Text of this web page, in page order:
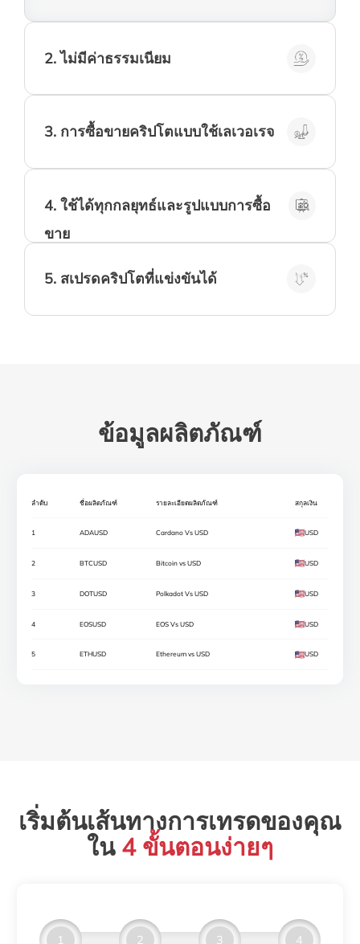
2.ไม่มีค่าธรรมเนียม
จะไม่จำเป็นต้องจ่ายธรรมเนียมในการซื้อขาย
3. การซื้อขายคริปโตแบบใช้เลเวอเรจ
สูงสุดถึง 1:200 ในการซื้อขายคริปโตกับ Easy
4. ใช้ได้ทุกกลยุทธ์และรูปแบบการซื้อ
ขายในแบบที่คุณต้องการ เรารองรับการใช้งาน EA
5. สเปรดคริปโตที่แข่งขันได้
ของเราทำให้การซื้อขายคริปโตมีต้นทุนที่ต่ำ
ข้อมูลผลิตภัณฑ์
ลำดับ ชื่อผลิตภัณฑ์ รายละเอียดผลิตภัณฑ์ สกุลเงิน
1 ADAUSD Cardano Vs USD USD
2 BTCUSD Bitcoin vs USD USD
3 DOTUSD Polkadot Vs USD USD
4 EOSUSD EOS Vs USD USD
5 ETHUSD Ethereum vs USD USD
เริ่มต้นเส้นทางการเทรดของคุณ
ใน 4 ขั้นตอนง่ายๆ
1 2 3 4